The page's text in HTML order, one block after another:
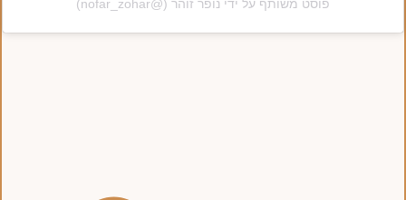
פוסט משותף על ידי ‏‎נופר זוהר‎‏ (@‏‎nofar_zohar‎‏)